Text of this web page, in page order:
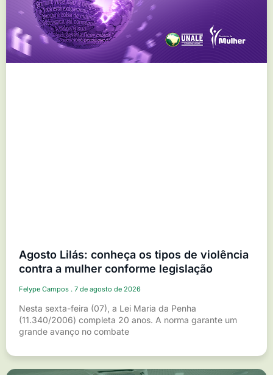
Agosto Lilás: conheça os tipos de violência
contra a mulher conforme legislação
Felype Campos 7 de agosto de 2026
Nesta sexta-feira (07), a Lei Maria da Penha
(11.340/2006) completa 20 anos. A norma garante um
grande avanço no combate